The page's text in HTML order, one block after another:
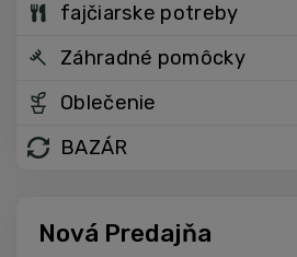
fajčiarske potreby
Záhradné pomôcky
Oblečenie
BAZÁR
Nová Predajňa